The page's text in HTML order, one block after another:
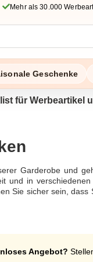
Mehr als 30.000
Geschenke
für Werbeartikel
Garderobe und
und in
Sie sicher sein,
Sie Ihre Socken mit
Angebot?